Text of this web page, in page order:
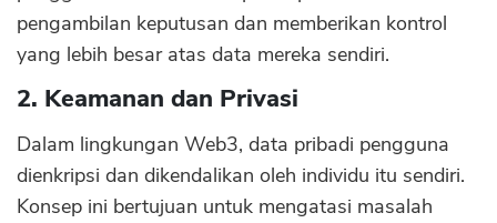
pengambilan keputusan dan memberikan kontrol
yang lebih besar atas data mereka sendiri.
2. Keamanan dan Privasi
Dalam lingkungan Web3, data pribadi pengguna
dienkripsi dan dikendalikan oleh individu itu sendiri.
Konsep ini bertujuan untuk mengatasi masalah